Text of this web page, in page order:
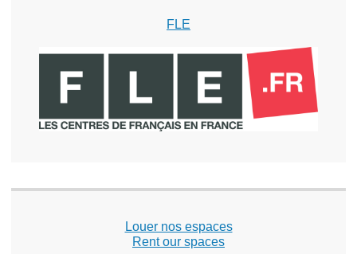
FLE
Louer nos espaces
Rent our spaces